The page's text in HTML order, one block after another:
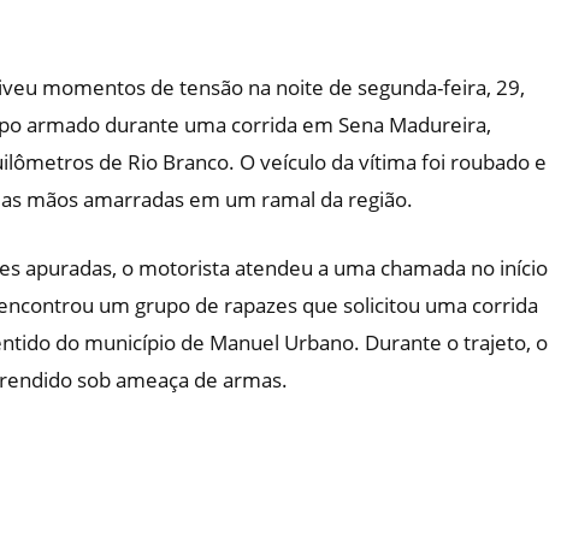
momentos de tensão na noite de segunda-feira, 29,
armado durante uma corrida em Sena Madureira,
de Rio Branco. O veículo da vítima foi roubado e
mãos amarradas em um ramal da região.
apuradas, o motorista atendeu a uma chamada no início
um grupo de rapazes que solicitou uma corrida
do município de Manuel Urbano. Durante o trajeto, o
sob ameaça de armas.